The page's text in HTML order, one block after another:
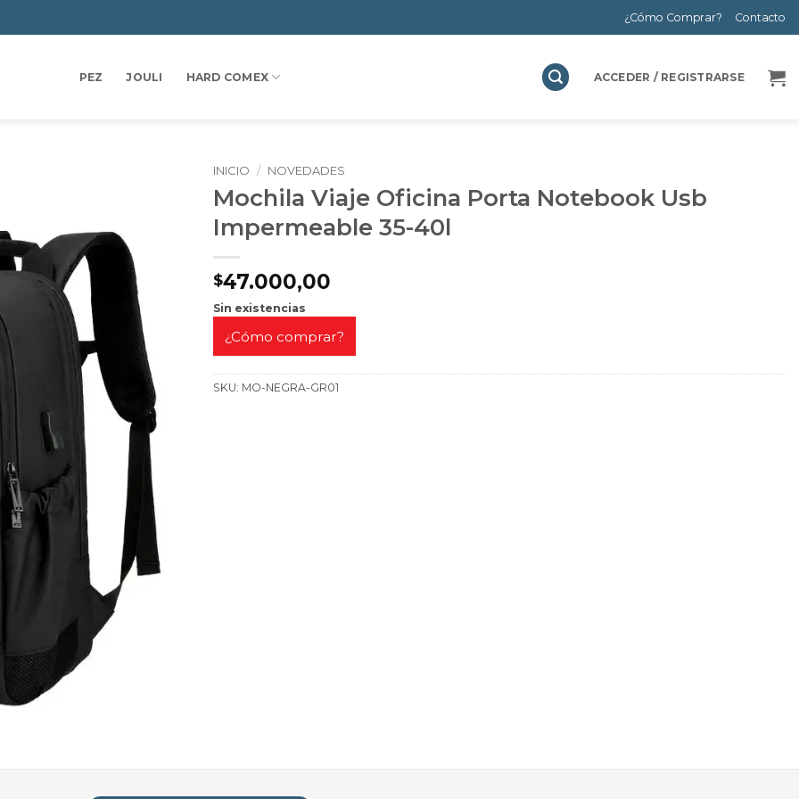
¿Cómo Comprar? Contacto
PEZ JOULI HARD COMEX ACCEDER / REGISTRARSE
INICIO / NOVEDADES
Mochila Viaje Oficina Porta Notebook Usb
Impermeable 35-40l
$47.000,00
Sin existencias
¿Cómo comprar?
SKU: MO-NEGRA-GR01